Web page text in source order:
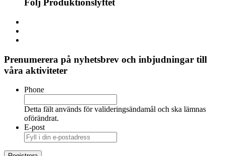
Följ Produktionslyftet
Prenumerera på nyhetsbrev och inbjudningar till
våra aktiviteter
Phone
Detta fält används för valideringsändamål och ska lämnas
oförändrat.
E-post